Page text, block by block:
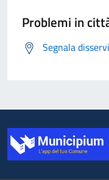
Problemi in
Segnala